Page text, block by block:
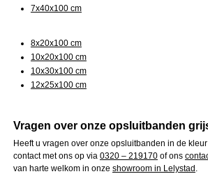
7x40x100 cm
8x20x100 cm
10x20x100 cm
10x30x100 cm
12x25x100 cm
Vragen over onze opsluitbanden
Heeft u vragen over onze opsluitbanden in de
contact met ons op via 0320 – 219170of ons
van harte welkom in onze showroom in Lelystad .